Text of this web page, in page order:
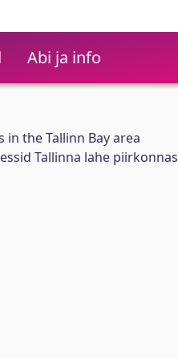
Abi ja info
the Tallinn Bay area
Tallinna lahe piirkonnas